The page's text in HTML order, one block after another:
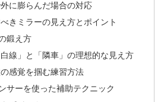
に膨らんだ場合の対応
きミラーの見え方とポイント
鍛え方
線」と「隣車」の理想的な見え方
感覚を掴む練習方法
サーを使った補助テクニック